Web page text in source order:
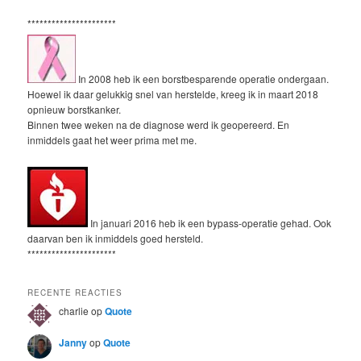
**********************
In 2008 heb ik een borstbesparende operatie ondergaan.
Hoewel ik daar gelukkig snel van herstelde, kreeg ik in maart 2018
opnieuw borstkanker.
Binnen twee weken na de diagnose werd ik geopereerd. En
inmiddels gaat het weer prima met me.
In januari 2016 heb ik een bypass-operatie gehad. Ook
daarvan ben ik inmiddels goed hersteld.
**********************
RECENTE REACTIES
charlie opQuote
JannyopQuote